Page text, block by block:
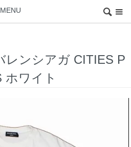
MENU
レンシアガ CITIES P
ホワイト